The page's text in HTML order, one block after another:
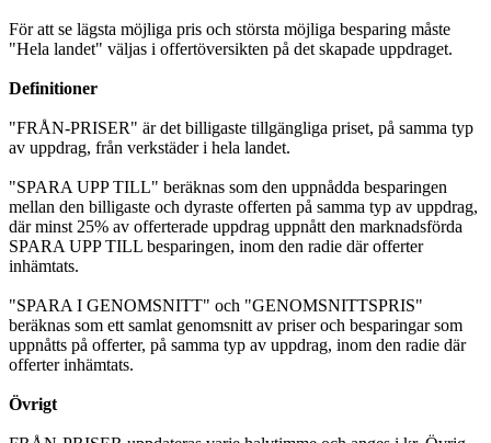
För att se lägsta möjliga pris och största möjliga besparing måste
"Hela landet" väljas i offertöversikten på det skapade uppdraget.
Definitioner
"FRÅN-PRISER" är det billigaste tillgängliga priset, på samma typ
av uppdrag, från verkstäder i hela landet.
"SPARA UPP TILL" beräknas som den uppnådda besparingen
mellan den billigaste och dyraste offerten på samma typ av uppdrag,
där minst 25% av offerterade uppdrag uppnått den marknadsförda
SPARA UPP TILL besparingen, inom den radie där offerter
inhämtats.
"SPARA I GENOMSNITT" och "GENOMSNITTSPRIS"
beräknas som ett samlat genomsnitt av priser och besparingar som
uppnåtts på offerter, på samma typ av uppdrag, inom den radie där
offerter inhämtats.
Övrigt